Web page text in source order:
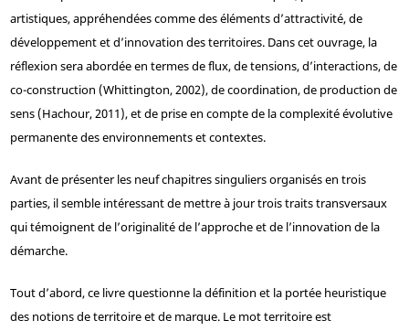
artistiques, appréhendées comme des éléments d’attractivité, de
développement et d’innovation des territoires. Dans cet ouvrage, la
réflexion sera abordée en termes de flux, de tensions, d’interactions, de
co-construction (Whittington, 2002), de coordination, de production de
sens (Hachour, 2011), et de prise en compte de la complexité évolutive
permanente des environnements et contextes.
Avant de présenter les neuf chapitres singuliers organisés en trois
parties, il semble intéressant de mettre à jour trois traits transversaux
qui témoignent de l’originalité de l’approche et de l’innovation de la
démarche.
Tout d’abord, ce livre questionne la définition et la portée heuristique
des notions de territoire et de marque. Le mot territoire est